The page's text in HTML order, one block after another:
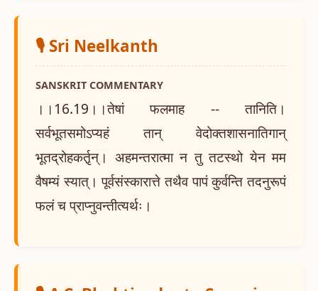
🎙️ Sri Neelkanth
SANSKRIT COMMENTARY
।।16.19।।तेषां फलमाह -- तानिति।
सर्वभूतसमोऽप्यहं तान् वेदोक्तशासनातिगान्
भूतद्रोहकर्तृ़न्। अहमन्तरात्मा न तु तटस्थो येन मम
वैषम्यं स्यात्। पूर्वसंस्कारात्ते तथैव पापं कुर्वन्ति तदनुरूपं
फलं च प्राप्नुवन्तीत्यर्थः।